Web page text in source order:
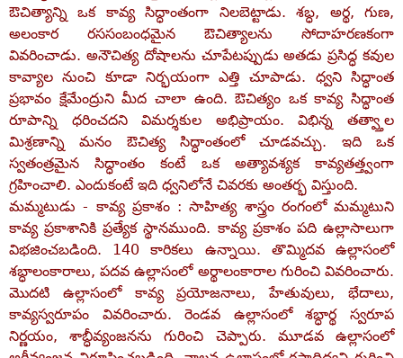
ఔచిత్యాన్ని ఒక కావ్య సిద్ధాంతంగా నిలబెట్టాడు. శబ్ధ, అర్థ, గుణ,
అలంకార రససంబంధమైన ఔచిత్యాలను సోదాహరణకంగా
వివరించాడు. అనౌచిత్య దోషాలను చూపేటప్పుడు అతడు ప్రసిద్ధ కవుల
కావ్యాల నుంచి కూడా నిర్భయంగా ఎత్తి చూపాడు. ధ్వని సిద్ధాంత
ప్రభావం క్షేమేంద్రుని మీద చాలా ఉంది. ఔచిత్యం ఒక కావ్య సిద్ధాంత
రూపాన్ని ధరించదని విమర్శకుల అభిప్రాయం. విభిన్న తత్వ్తాల
మిశ్రణాన్ని మనం ఔచిత్య సిద్ధాంతంలో చూడవచ్చు. ఇది ఒక
స్వతంత్రమైన సిద్ధాంతం కంటే ఒక అత్యావశ్యక కావ్యతత్త్వంగా
గ్రహించాలి. ఎందుకంటే ఇది ధ్వనిలోనే చివరకు అంతర్భ విస్తుంది.
మమ్మటుడు - కావ్య ప్రకాశం : సాహిత్య శాస్త్రం రంగంలో మమ్మటుని
కావ్య ప్రకాశానికి ప్రత్యేక స్థానముంది. కావ్య ప్రకాశం పది ఉల్లాసాలుగా
విభజించబడింది. 140 కారికలు ఉన్నాయి. తొమ్మిదవ ఉల్లాసంలో
శబ్ధాలంకారాలు, పదవ ఉల్లాసంలో అర్థాలంకారాల గురించి వివరించారు.
మొదటి ఉల్లాసంలో కావ్య ప్రయోజనాలు, హేతువులు, భేదాలు,
కావ్యస్వరూపం వివరించారు. రెండవ ఉల్లాసంలో శబ్ధార్థ స్వరూప
నిర్ణయం, శాబ్ధీవ్యంజనను గురించి చెప్పారు. మూడవ ఉల్లాసంలో